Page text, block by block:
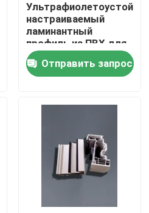
настраиваемый
ламинантный
профиль из ПВХ для
окон
Отправить запрос